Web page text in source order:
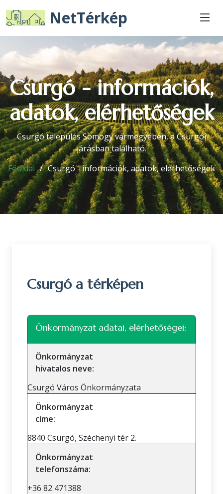
NetTérkép
Csurgó - információk,
adatok, elérhetőségek
Csurgó település Somogy vármegyében, a Csurgói
járásban található.
Főoldal
Csurgó - információk, adatok, elérhetőségek
Csurgó a térképen
+
Önkormányzat adatai, elérhetőségei:
Önkormányzat
hivatalos neve:
Csurgó Város Önkormányzata
Önkormányzat
címe:
8840 Csurgó, Széchenyi tér 2.
Önkormányzat
telefonszáma:
+36 82 471388